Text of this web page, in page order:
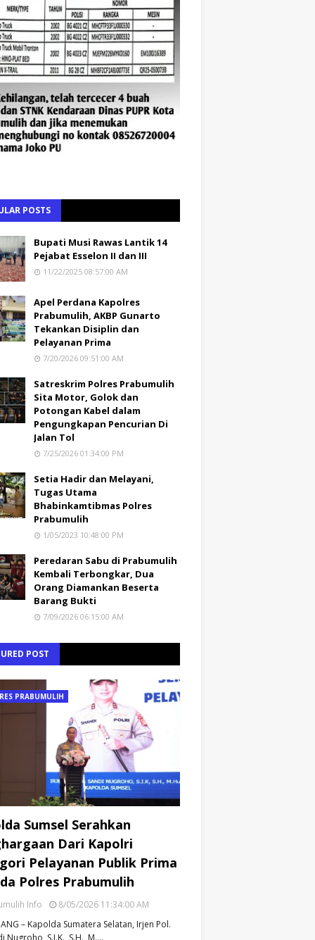
POSTS
Bupati Musi Rawas Lantik 14
Pejabat Esselon II dan III
11/22/2025 08:57:00 AM
Apel Perdana Kapolres
Prabumulih, AKBP Gunarto
Tekankan Disiplin dan
Pelayanan Prima
7/20/2026 09:51:00 AM
Satreskrim Polres Prabumulih
Sita Motor, Golok dan
Potongan Kabel dalam
Pengungkapan Pencurian Di
Jalan Tol
7/25/2026 01:34:00 PM
Setia Hadir dan Melayani,
Tugas Utama
Bhabinkamtibmas Polres
Prabumulih
1/05/2023 10:48:00 PM
Peredaran Sabu di Prabumulih
Kembali Terbongkar, Dua
Orang Diamankan Beserta
Barang Bukti
7/09/2026 06:15:00 AM
POST
PRABUMULIH
Sumsel Serahkan
Dari Kapolri
Pelayanan Publik Prima
Polres Prabumulih
Info
8/05/2026 11:34:00 AM
– Kapolda Sumatera Selatan, Irjen Pol.
Nugroho, S.I.K., S.H., M.…